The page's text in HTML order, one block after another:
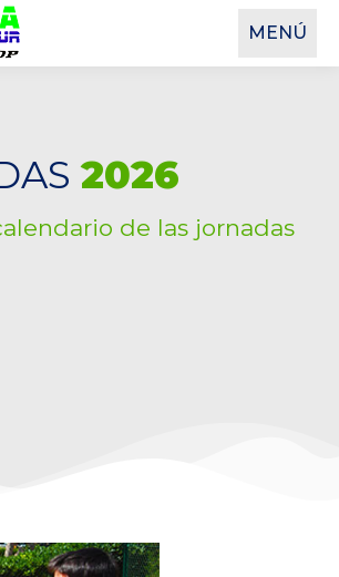
MENÚ
2026
de las jornadas